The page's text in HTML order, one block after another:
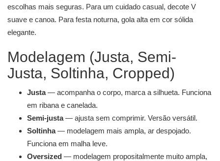
escolhas mais seguras. Para um cuidado casual, decote V
suave e canoa. Para festa noturna, gola alta em cor sólida
elegante.
Modelagem (Justa, Semi-
Justa, Soltinha, Cropped)
Justa— acompanha o corpo, marca a silhueta. Funciona
em ribana e canelada.
Semi-justa— ajusta sem comprimir. Versão versátil.
Soltinha— modelagem mais ampla, ar despojado.
Funciona em malha leve.
Oversized — modelagem propositalmente muito ampla,